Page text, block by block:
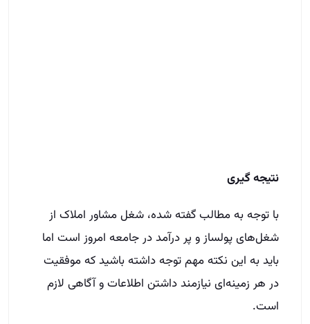
نتیجه گیری
با توجه به مطالب گفته شده، شغل مشاور املاک از
شغل‌های پولساز و پر درآمد در جامعه امروز است اما
باید به این نکته مهم توجه داشته باشید که موفقیت
در هر زمینه‌ای نیازمند داشتن اطلاعات و آگاهی لازم
است.